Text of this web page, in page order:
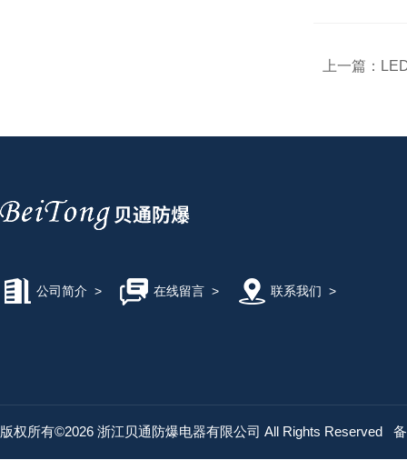
上一篇：
公司简介 > 在线留言> 联系我们 >
版权所有©2026 浙江贝通防爆电器有限公司 All Rights Reserved